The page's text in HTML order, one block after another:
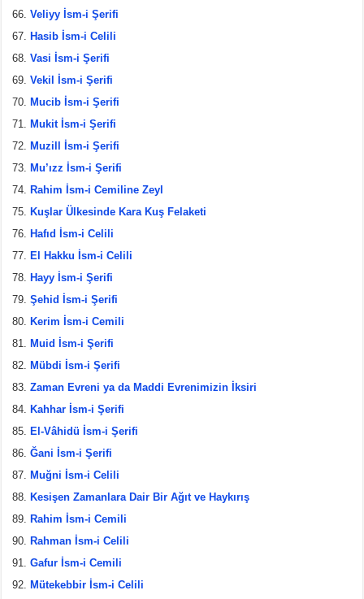
Veliyy İsm-i Şerifi
Hasib İsm-i Celili
Vasi İsm-i Şerifi
Vekil İsm-i Şerifi
Mucib İsm-i Şerifi
Mukit İsm-i Şerifi
Muzill İsm-i Şerifi
Mu’ızz İsm-i Şerifi
Rahim İsm-i Cemiline Zeyl
Kuşlar Ülkesinde Kara Kuş Felaketi
Hafıd İsm-i Celili
El Hakku İsm-i Celili
Hayy İsm-i Şerifi
Şehid İsm-i Şerifi
Kerim İsm-i Cemili
Muid İsm-i Şerifi
Mübdi İsm-i Şerifi
Zaman Evreni ya da Maddi Evrenimizin İksiri
Kahhar İsm-i Şerifi
El-Vâhidü İsm-i Şerifi
Ğani İsm-i Şerifi
Muğni İsm-i Celili
Kesişen Zamanlara Dair Bir Ağıt ve Haykırış
Rahim İsm-i Cemili
Rahman İsm-i Celili
Gafur İsm-i Cemili
Mütekebbir İsm-i Celili